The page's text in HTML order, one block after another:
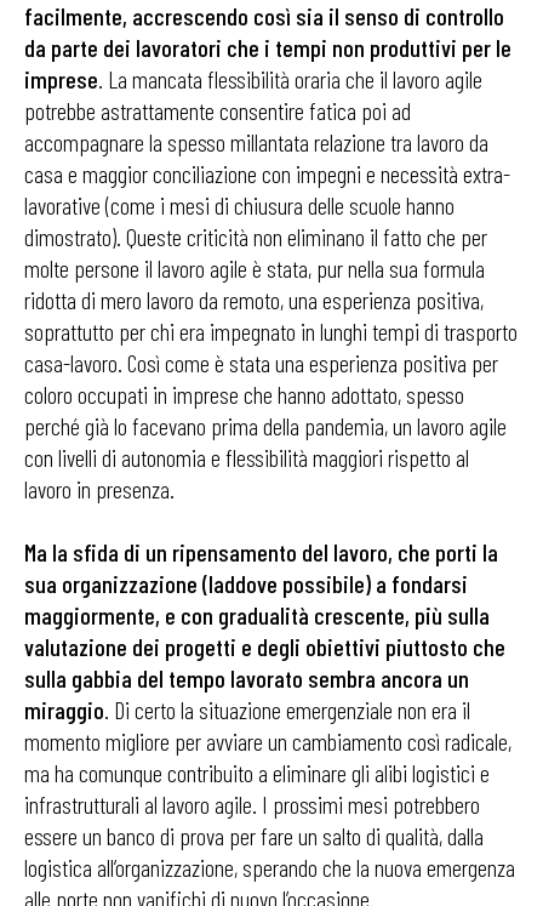
facilmente, accrescendo così sia il senso di controllo
da parte dei lavoratori che i tempi non produttivi per le
imprese. La mancata flessibilità oraria che il lavoro agile
potrebbe astrattamente consentire fatica poi ad
accompagnare la spesso millantata relazione tra lavoro da
casa e maggior conciliazione con impegni e necessità extra-
lavorative (come i mesi di chiusura delle scuole hanno
dimostrato). Queste criticità non eliminano il fatto che per
molte persone il lavoro agile è stata, pur nella sua formula
ridotta di mero lavoro da remoto, una esperienza positiva,
soprattutto per chi era impegnato in lunghi tempi di trasporto
casa-lavoro. Così come è stata una esperienza positiva per
coloro occupati in imprese che hanno adottato, spesso
perché già lo facevano prima della pandemia, un lavoro agile
con livelli di autonomia e flessibilità maggiori rispetto al
lavoro in presenza.
Ma la sfida di un ripensamento del lavoro, che porti la
sua organizzazione (laddove possibile) a fondarsi
maggiormente, e con gradualità crescente, più sulla
valutazione dei progetti e degli obiettivi piuttosto che
sulla gabbia del tempo lavorato sembra ancora un
miraggio. Di certo la situazione emergenziale non era il
momento migliore per avviare un cambiamento così radicale,
ma ha comunque contribuito a eliminare gli alibi logistici e
infrastrutturali al lavoro agile. I prossimi mesi potrebbero
essere un banco di prova per fare un salto di qualità, dalla
logistica all’organizzazione, sperando che la nuova emergenza
alle porte non vanifichi di nuovo l’occasione.